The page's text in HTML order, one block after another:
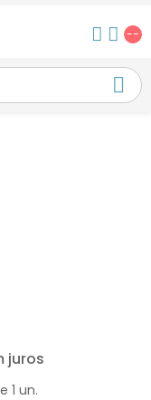
--
1 un.